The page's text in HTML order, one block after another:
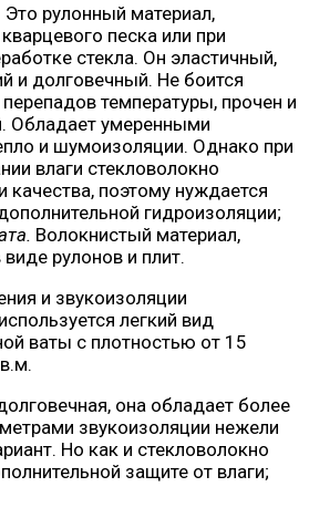
Это рулонный материал,
песка или при
стекла. Он эластичный,
и долговечный. Не боится
температуры, прочен и
Обладает умеренными
и шумоизоляции. Однако при
влаги стекловолокно
качества, поэтому нуждается
гидроизоляции;
Волокнистый материал,
рулонов и плит.
и звукоизоляции
легкий вид
ваты с плотностью от 15
она обладает более
звукоизоляции нежели
Но как и стекловолокно
защите от влаги;